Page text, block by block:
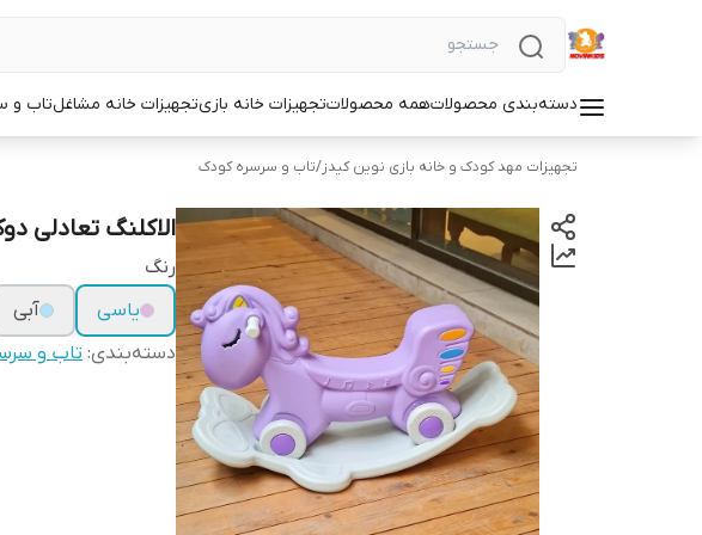
دسته‌بندی محصولاتهمه محصولاتتجهیزات خانه بازیتجهیزات خانه مشاغلتاب و
تجهیزات مهد کودک و خانه بازی نوین کیدز/تاب و سرسره کودک
الاکلنگ تعادلی
رنگ
یاسی
آبی
دسته‌بندی: تاب و